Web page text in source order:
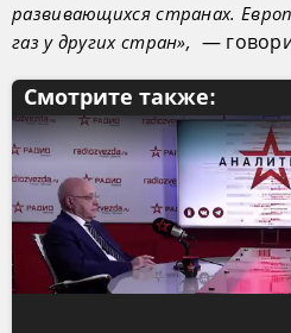
развивающихся странах.
газ у других стран», —
Смотрите также: